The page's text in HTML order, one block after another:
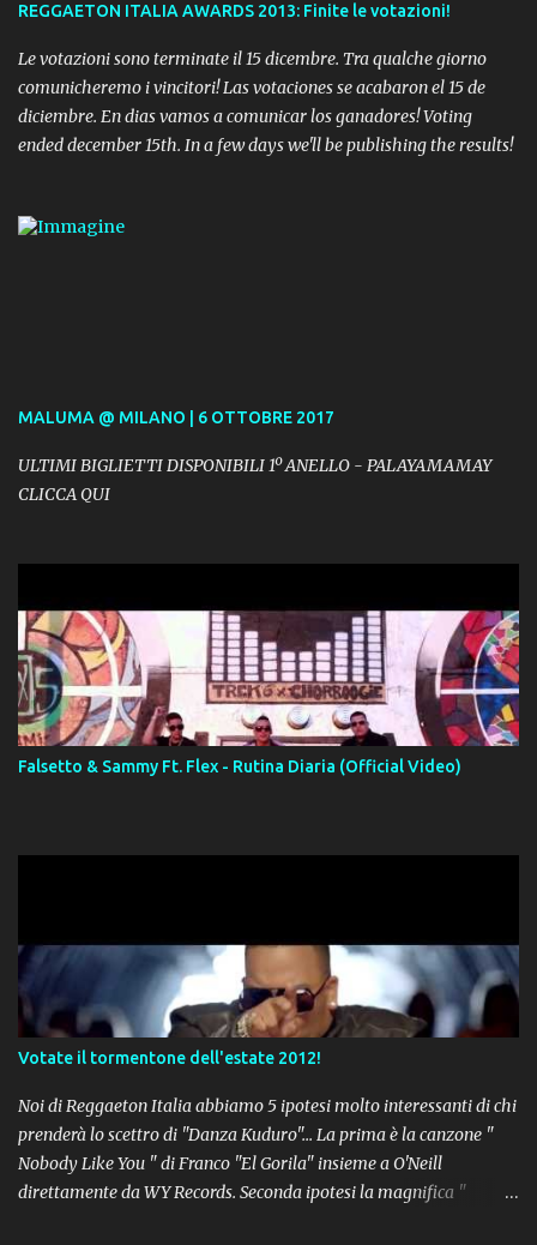
REGGAETON ITALIA AWARDS 2013: Finite le votazioni!
Le votazioni sono terminate il 15 dicembre. Tra qualche giorno
comunicheremo i vincitori! Las votaciones se acabaron el 15 de
diciembre. En dias vamos a comunicar los ganadores! Voting
ended december 15th. In a few days we'll be publishing the results!
MALUMA @ MILANO | 6 OTTOBRE 2017
ULTIMI BIGLIETTI DISPONIBILI 1º ANELLO - PALAYAMAMAY
CLICCA QUI
Falsetto & Sammy Ft. Flex - Rutina Diaria (Official Video)
Votate il tormentone dell'estate 2012!
Noi di Reggaeton Italia abbiamo 5 ipotesi molto interessanti di chi
prenderà lo scettro di "Danza Kuduro"... La prima è la canzone "
Nobody Like You " di Franco "El Gorila" insieme a O'Neill
direttamente da WY Records. Seconda ipotesi la magnifica "